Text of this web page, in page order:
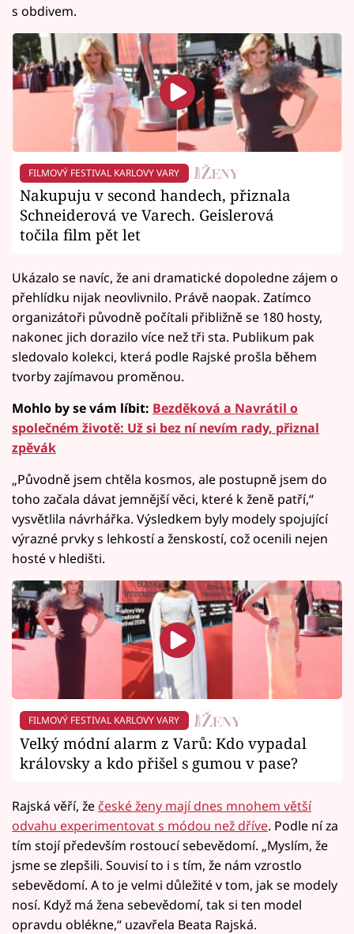
s obdivem.
FILMOVÝ FESTIVAL KARLOVY VARY
Nakupuju v second handech, přiznala
Schneiderová ve Varech. Geislerová
točila film pět let
Ukázalo se navíc, že ani dramatické dopoledne zájem o
přehlídku nijak neovlivnilo. Právě naopak. Zatímco
organizátoři původně počítali přibližně se 180 hosty,
nakonec jich dorazilo více než tři sta. Publikum pak
sledovalo kolekci, která podle Rajské prošla během
tvorby zajímavou proměnou.
Mohlo by se vám líbit: Bezděková a Navrátil o
společném životě: Už si bez ní nevím rady, přiznal
zpěvák
„Původně jsem chtěla kosmos, ale postupně jsem do
toho začala dávat jemnější věci, které k ženě patří,“
vysvětlila návrhářka. Výsledkem byly modely spojující
výrazné prvky s lehkostí a ženskostí, což ocenili nejen
hosté v hledišti.
FILMOVÝ FESTIVAL KARLOVY VARY
Velký módní alarm z Varů: Kdo vypadal
královsky a kdo přišel s gumou v pase?
Rajská věří, že české ženy mají dnes mnohem větší
odvahu experimentovat s módou než dříve. Podle ní za
tím stojí především rostoucí sebevědomí. „Myslím, že
jsme se zlepšili. Souvisí to i s tím, že nám vzrostlo
sebevědomí. A to je velmi důležité v tom, jak se modely
nosí. Když má žena sebevědomí, tak si ten model
opravdu oblékne,“ uzavřela Beata Rajská.